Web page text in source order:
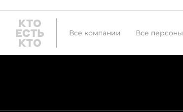
Все компании Все персоны